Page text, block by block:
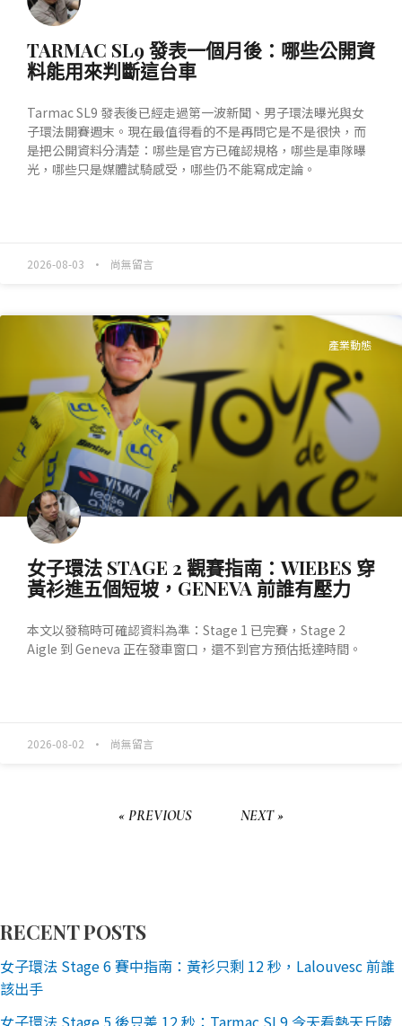
TARMAC SL9 發表一個月後：哪些公開資
料能用來判斷這台車
Tarmac SL9 發表後已經走過第一波新聞、男子環法曝光與女
子環法開賽週末。現在最值得看的不是再問它是不是很快，而
是把公開資料分清楚：哪些是官方已確認規格，哪些是車隊曝
光，哪些只是媒體試騎感受，哪些仍不能寫成定論。
2026-08-03 尚無留言
產業動態
女子環法 STAGE 2 觀賽指南：WIEBES 穿
黃衫進五個短坡，GENEVA 前誰有壓力
本文以發稿時可確認資料為準：Stage 1 已完賽，Stage 2
Aigle 到 Geneva 正在發車窗口，還不到官方預估抵達時間。
2026-08-02 尚無留言
« PREVIOUS NEXT »
RECENT POSTS
女子環法 Stage 6 賽中指南：黃衫只剩 12 秒，Lalouvesc 前誰
該出手
女子環法 Stage 5 後只差 12 秒：Tarmac SL9 今天看熱天丘陵